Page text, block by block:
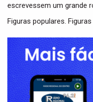
escrevessem um grande
Figuras populares.